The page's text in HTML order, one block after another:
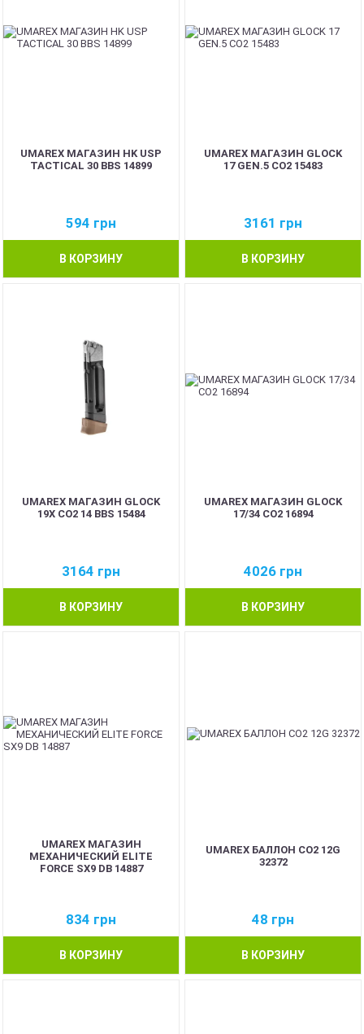
UMAREX МАГАЗИН HK USP
TACTICAL 30 BBS 14899
594 грн
В КОРЗИНУ
UMAREX МАГАЗИН GLOCK
17 GEN.5 CO2 15483
3161 грн
В КОРЗИНУ
UMAREX МАГАЗИН GLOCK
19X CO2 14 BBS 15484
3164 грн
В КОРЗИНУ
UMAREX МАГАЗИН GLOCK
17/34 CO2 16894
4026 грн
В КОРЗИНУ
UMAREX МАГАЗИН
МЕХАНИЧЕСКИЙ ELITE
FORCE SX9 DB 14887
834 грн
В КОРЗИНУ
UMAREX БАЛЛОН CO2 12G
32372
48 грн
В КОРЗИНУ